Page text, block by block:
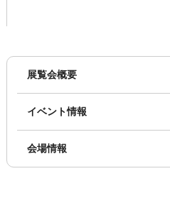
展覧会概要
イベント情報
会場情報